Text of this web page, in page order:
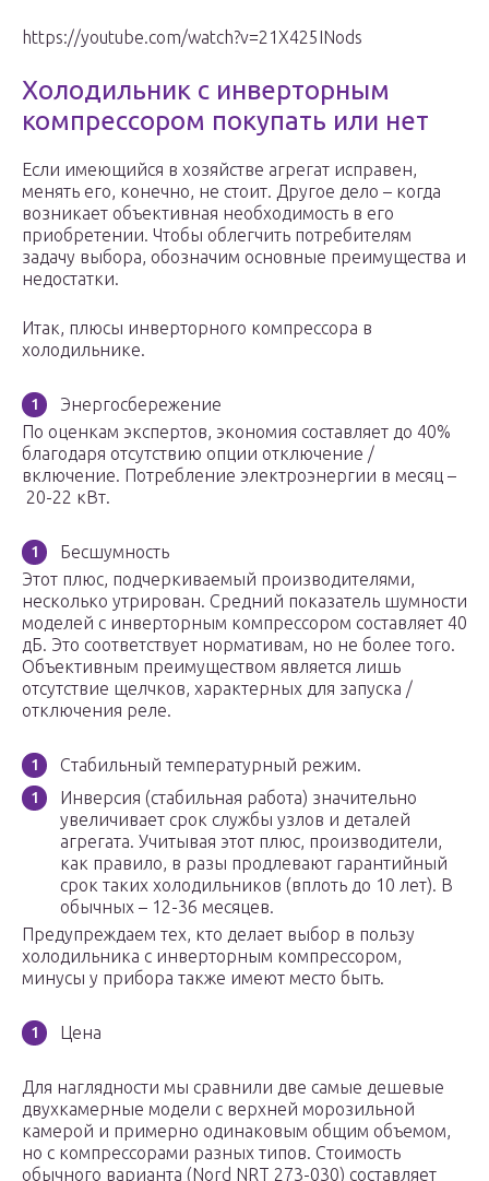
https://youtube.com/watch?v=21X425INods
Холодильник с инверторным
компрессором покупать или нет
Если имеющийся в хозяйстве агрегат исправен,
менять его, конечно, не стоит. Другое дело – когда
возникает объективная необходимость в его
приобретении. Чтобы облегчить потребителям
задачу выбора, обозначим основные преимущества и
недостатки.
Итак, плюсы инверторного компрессора в
холодильнике.
Энергосбережение
По оценкам экспертов, экономия составляет до 40%
благодаря отсутствию опции отключение /
включение. Потребление электроэнергии в месяц –
20-22 кВт.
Бесшумность
Этот плюс, подчеркиваемый производителями,
несколько утрирован. Средний показатель шумности
моделей с инверторным компрессором составляет 40
дБ. Это соответствует нормативам, но не более того.
Объективным преимуществом является лишь
отсутствие щелчков, характерных для запуска /
отключения реле.
Стабильный температурный режим.
Инверсия (стабильная работа) значительно
увеличивает срок службы узлов и деталей
агрегата. Учитывая этот плюс, производители,
как правило, в разы продлевают гарантийный
срок таких холодильников (вплоть до 10 лет). В
обычных – 12-36 месяцев.
Предупреждаем тех, кто делает выбор в пользу
холодильника с инверторным компрессором,
минусы у прибора также имеют место быть.
Цена
Для наглядности мы сравнили две самые дешевые
двухкамерные модели с верхней морозильной
камерой и примерно одинаковым общим объемом,
но с компрессорами разных типов. Стоимость
обычного варианта (Nord NRT 273-030) составляет